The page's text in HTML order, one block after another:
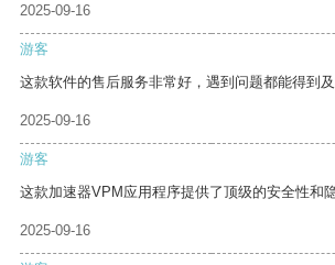
2025-09-16
游客
这款软件的售后服务非常好，遇到问题都能得到及
2025-09-16
游客
这款加速器VPM应用程序提供了顶级的安全性和隐
2025-09-16